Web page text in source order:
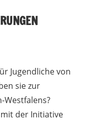
Jugendliche von
sie zur
der Initiative